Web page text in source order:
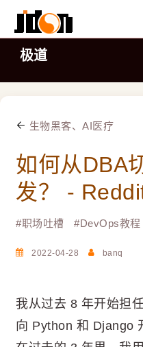
极道
生物黑客、AI医疗
如何从DBA
发？ -
#职场吐槽 #DevOps教程
2022-04-28 banq
我从过去 8 年开始担
向 Python 和 Django